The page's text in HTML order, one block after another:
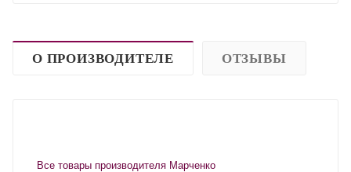
О ПРОИЗВОДИТЕЛЕ ОТЗЫВЫ
Все товары производителя Марченко